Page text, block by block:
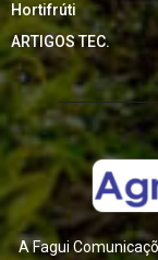
Hortifrúti
ARTIGOS TEC.
A Fagui